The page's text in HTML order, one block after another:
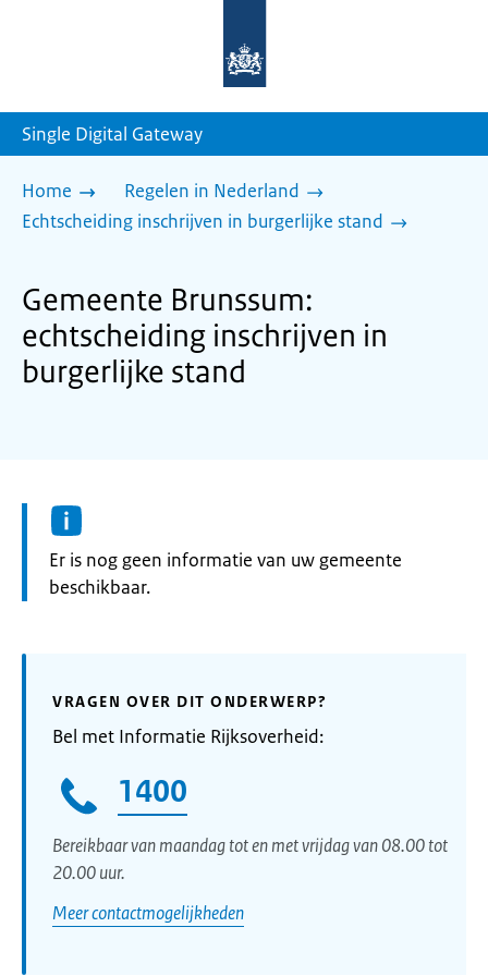
homepage
Single Digital Gateway
Home
Regelen in Nederland
Echtscheiding inschrijven in burgerlijke stand
Gemeente Brunssum:
echtscheiding inschrijven in
burgerlijke stand
Informatie:
Er is nog geen informatie van uw gemeente
beschikbaar.
VRAGEN OVER DIT ONDERWERP?
Bel met Informatie Rijksoverheid:
1400
Bereikbaar van maandag tot en met vrijdag van 08.00 tot
20.00 uur.
Meer contactmogelijkheden